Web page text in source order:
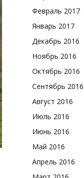
Февраль 2017
Январь 2017
Декабрь 2016
Ноябрь 2016
Октябрь 2016
Сентябрь 2016
Август 2016
Июль 2016
Июнь 2016
Май 2016
Апрель 2016